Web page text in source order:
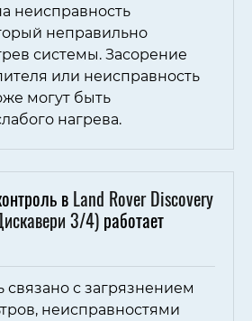
неисправность
неправильно
системы. Засорение
или неисправность
могут быть
нагрева.
в Land Rover Discovery
3/4) работает
связано с загрязнением
неисправностями